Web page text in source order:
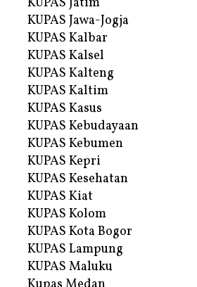
KUPAS Jawa-Jogja
KUPAS Kalbar
KUPAS Kalsel
KUPAS Kalteng
KUPAS Kaltim
KUPAS Kasus
KUPAS Kebudayaan
KUPAS Kebumen
KUPAS Kepri
KUPAS Kesehatan
KUPAS Kiat
KUPAS Kolom
KUPAS Kota Bogor
KUPAS Lampung
KUPAS Maluku